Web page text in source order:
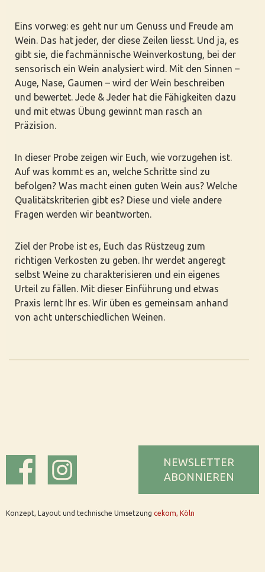
Eins vorweg: es geht nur um Genuss und Freude am
Wein. Das hat jeder, der diese Zeilen liesst. Und ja, es
gibt sie, die fachmännische Weinverkostung, bei der
sensorisch ein Wein analysiert wird. Mit den Sinnen –
Auge, Nase, Gaumen – wird der Wein beschreiben
und bewertet. Jede & Jeder hat die Fähigkeiten dazu
und mit etwas Übung gewinnt man rasch an
Präzision.
In dieser Probe zeigen wir Euch, wie vorzugehen ist.
Auf was kommt es an, welche Schritte sind zu
befolgen? Was macht einen guten Wein aus? Welche
Qualitätskriterien gibt es? Diese und viele andere
Fragen werden wir beantworten.
Ziel der Probe ist es, Euch das Rüstzeug zum
richtigen Verkosten zu geben. Ihr werdet angeregt
selbst Weine zu charakterisieren und ein eigenes
Urteil zu fällen. Mit dieser Einführung und etwas
Praxis lernt Ihr es. Wir üben es gemeinsam anhand
von acht unterschiedlichen Weinen.
Konzept, Layout und technische Umsetzung cekom, Köln
NEWSLETTER
ABONNIEREN